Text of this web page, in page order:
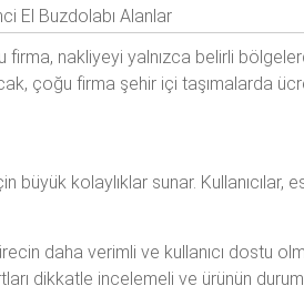
El Buzdolabı Alanlar
firma, nakliyeyi yalnızca belirli
çoğu firma şehir içi taşımalarda
büyük kolaylıklar sunar.
daha verimli ve kullanıcı dostu
dikkatle incelemeli ve ürünün